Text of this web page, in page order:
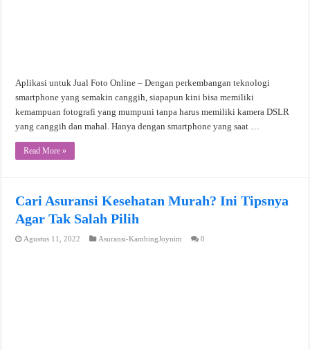
Aplikasi untuk Jual Foto Online – Dengan perkembangan teknologi
smartphone yang semakin canggih, siapapun kini bisa memiliki
kemampuan fotografi yang mumpuni tanpa harus memiliki kamera DSLR
yang canggih dan mahal. Hanya dengan smartphone yang saat …
Read More »
Cari Asuransi Kesehatan Murah? Ini Tipsnya
Agar Tak Salah Pilih
Agustus 11, 2022 Asuransi-KambingJoynim 0